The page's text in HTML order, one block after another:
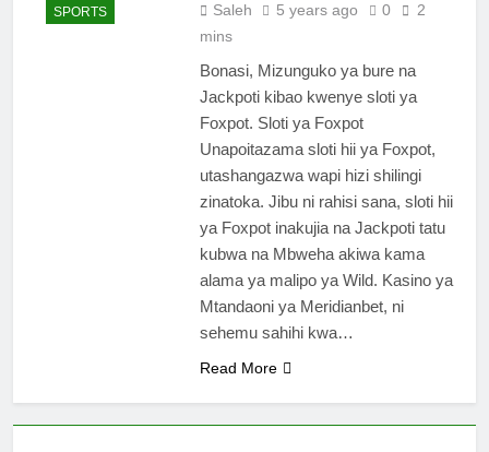
SPORTS
Saleh 5 years ago 0
2
mins
Bonasi, Mizunguko ya bure na
Jackpoti kibao kwenye sloti ya
Foxpot. Sloti ya Foxpot
Unapoitazama sloti hii ya Foxpot,
utashangazwa wapi hizi shilingi
zinatoka. Jibu ni rahisi sana, sloti hii
ya Foxpot inakujia na Jackpoti tatu
kubwa na Mbweha akiwa kama
alama ya malipo ya Wild. Kasino ya
Mtandaoni ya Meridianbet, ni
sehemu sahihi kwa…
Read More